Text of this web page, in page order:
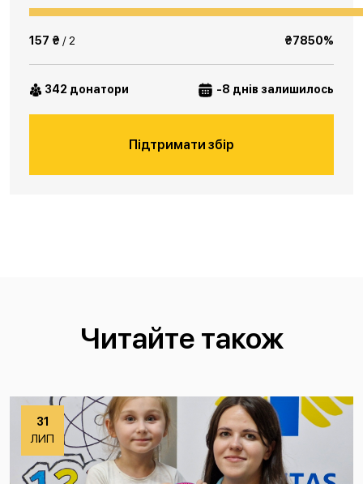
157 ₴ / 2 ₴7850%
342 донатори -8 днів залишилось
Підтримати збір
Читайте також
31
ЛИП